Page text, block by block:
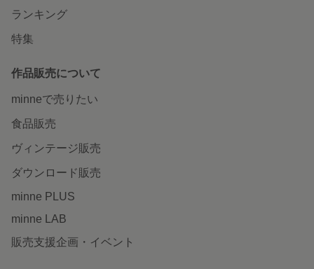
ランキング
特集
作品販売について
minneで売りたい
食品販売
ヴィンテージ販売
ダウンロード販売
minne PLUS
minne LAB
販売支援企画・イベント